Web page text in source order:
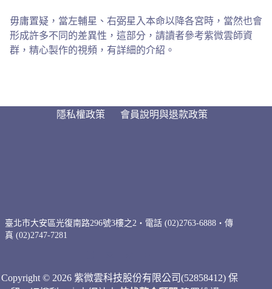
毋庸置疑，當左輔星、右弼星入本命以降各宮時，當然也會
形成許多不同的差異性，這部分，請讀者參考紫微雲師資
群，精心製作的視頻，有詳細的介紹。
隱私權政策 會員說明與退款政策
臺北市大安區光復南路296號3樓之2・電話 (02)2763-6888・傳
真 (02)2747-7281
Copyright © 2026 紫微雲科技股份有限公司(52858412) 保